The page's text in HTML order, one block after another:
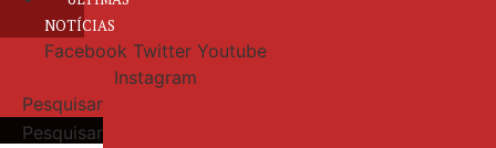
NOTÍCIAS
Facebook Twitter Youtube
Instagram
Pesquisar
Pesquisar